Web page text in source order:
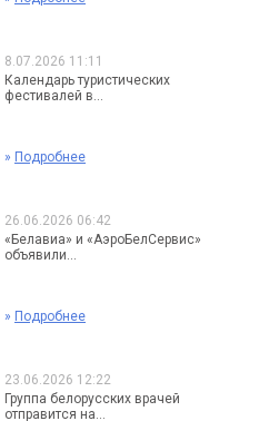
8.07.2026 11:11
Календарь туристических
фестивалей в...
» Подробнее
26.06.2026 06:42
«Белавиа» и «АэроБелСервис»
объявили...
» Подробнее
23.06.2026 12:22
Группа белорусских врачей
отправится на...